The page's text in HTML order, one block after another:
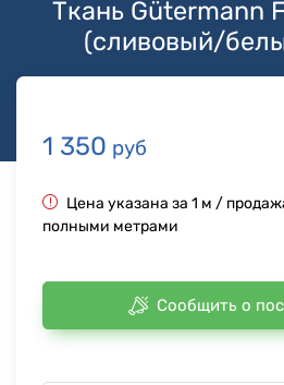
Ткань Gütermann
(сливовый/
1 350 руб
Цена указана за 1 м /
полными метрами
Сообщить о